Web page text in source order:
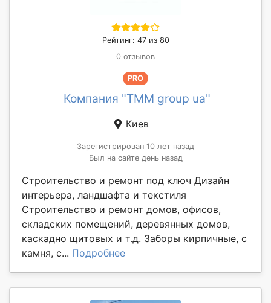
Рейтинг: 47 из 80
0 отзывов
PRO
Компания "TMM group ua"
Киев
Зарегистрирован 10 лет назад
Был на сайте день назад
Строительство и ремонт под ключ Дизайн
интерьера, ландшафта и текстиля
Строительство и ремонт домов, офисов,
складских помещений, деревянных домов,
каскадно щитовых и т.д. Заборы кирпичные, с
камня, с... Подробнее